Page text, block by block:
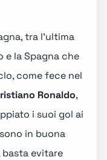
, tra l'ultima
la Spagna che
come fece nel
Ronaldo,
i suoi gol ai
in buona
basta evitare